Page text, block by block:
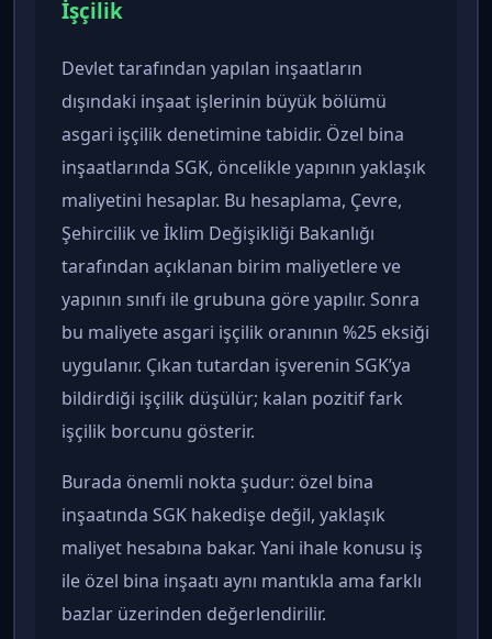
İşçilik
Devlet tarafından yapılan inşaatların
dışındaki inşaat işlerinin büyük bölümü
asgari işçilik denetimine tabidir. Özel bina
inşaatlarında SGK, öncelikle yapının yaklaşık
maliyetini hesaplar. Bu hesaplama, Çevre,
Şehircilik ve İklim Değişikliği Bakanlığı
tarafından açıklanan birim maliyetlere ve
yapının sınıfı ile grubuna göre yapılır. Sonra
bu maliyete asgari işçilik oranının %25 eksiği
uygulanır. Çıkan tutardan işverenin SGK’ya
bildirdiği işçilik düşülür; kalan pozitif fark
işçilik borcunu gösterir.
Burada önemli nokta şudur: özel bina
inşaatında SGK hakedişe değil, yaklaşık
maliyet hesabına bakar. Yani ihale konusu iş
ile özel bina inşaatı aynı mantıkla ama farklı
bazlar üzerinden değerlendirilir.